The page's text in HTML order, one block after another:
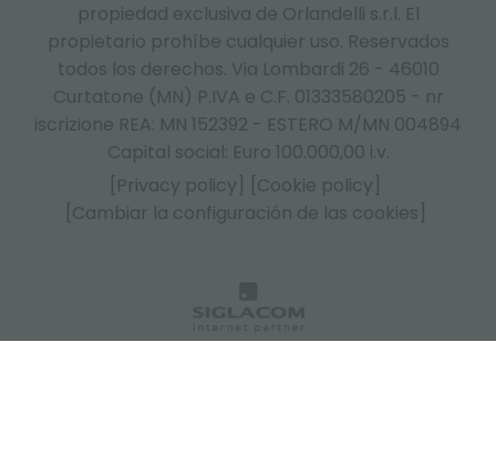
propiedad exclusiva de Orlandelli s.r.l. El
propietario prohíbe cualquier uso. Reservados
todos los derechos. Via Lombardi 26 - 46010
Curtatone (MN) P.IVA e C.F. 01333580205 - nr
iscrizione REA: MN 152392 - ESTERO M/MN 004894
Capital social: Euro 100.000,00 i.v.
[Privacy policy]
[Cookie policy]
[Cambiar la configuración de las cookies]